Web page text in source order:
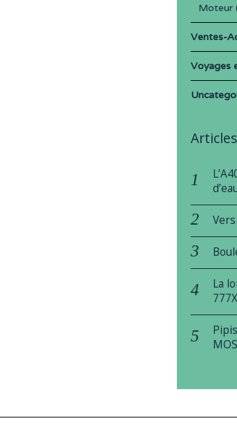
Moteur
Ventes-
Voyages
La
777X